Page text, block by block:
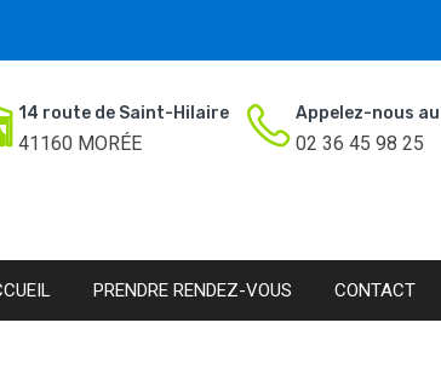
14 route de Saint-Hilaire
41160 MORÉE
Appelez-nous au
02 36 45 98 25
PRENDRE RENDEZ-VOUS CONTACT